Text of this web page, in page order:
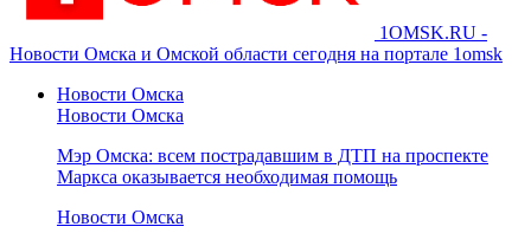
1OMSK.RU -
Новости Омска и Омской области сегодня на портале 1omsk
Новости Омска
Новости Омска
Мэр Омска: всем пострадавшим в ДТП на проспекте
Маркса оказывается необходимая помощь
Новости Омска